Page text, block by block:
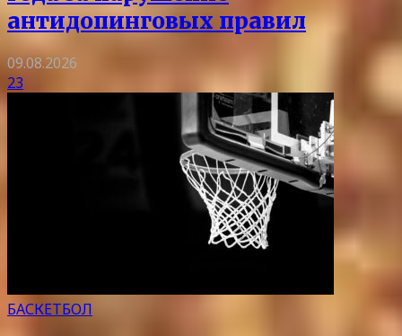
антидопинговых правил
09.08.2026
23
БАСКЕТБОЛ